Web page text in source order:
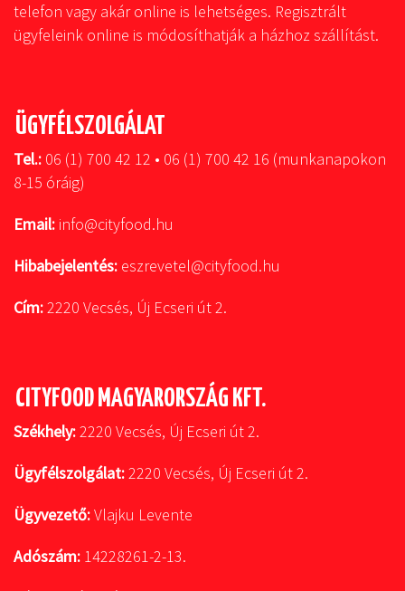
telefon vagy akár online is lehetséges. Regisztrált
ügyfeleink online is módosíthatják a házhoz szállítást.
ÜGYFÉLSZOLGÁLAT
Tel.: 06 (1) 700 42 12 • 06 (1) 700 42 16 (munkanapokon
8-15 óráig)
Email: info@cityfood.hu
Hibabejelentés: eszrevetel@cityfood.hu
Cím:2220 Vecsés, Új Ecseri út 2.
CITYFOOD MAGYARORSZÁG KFT.
Székhely:2220 Vecsés, Új Ecseri út 2.
Ügyfélszolgálat:2220 Vecsés, Új Ecseri út 2.
Ügyvezető:Vlajku Levente
Adószám: 14228261-2-13.